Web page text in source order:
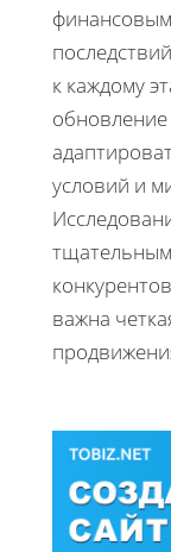
к каждому
условий и
важна